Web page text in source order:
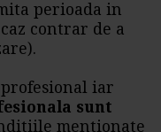
perioada in
contrar de a
iar
sunt
mentionate